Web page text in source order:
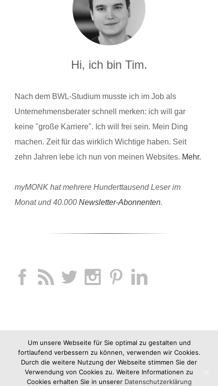
Hi, ich bin Tim.
Nach dem BWL-Studium musste ich im Job als
Unternehmensberater schnell merken: ich will gar
keine "große Karriere". Ich will frei sein. Mein Ding
machen. Zeit für das wirklich Wichtige haben. Seit
zehn Jahren lebe ich nun von meinen Websites. Mehr.
myMONK hat mehrere Hunderttausend Leser im
Monat und 40.000 Newsletter-Abonnenten.
Um unsere Webseite für Sie optimal zu gestalten und
fortlaufend verbessern zu können, verwenden wir Cookies.
Durch die weitere Nutzung der Webseite stimmen Sie der
Verwendung von Cookies zu. Weitere Informationen zu
Cookies erhalten Sie in unserer Datenschutzerklärung